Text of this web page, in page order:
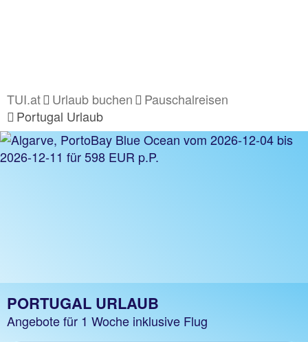
TUI.at Urlaub buchen
Pauschalreisen
Portugal Urlaub
PORTUGAL URLAUB
Angebote für 1 Woche inklusive Flug